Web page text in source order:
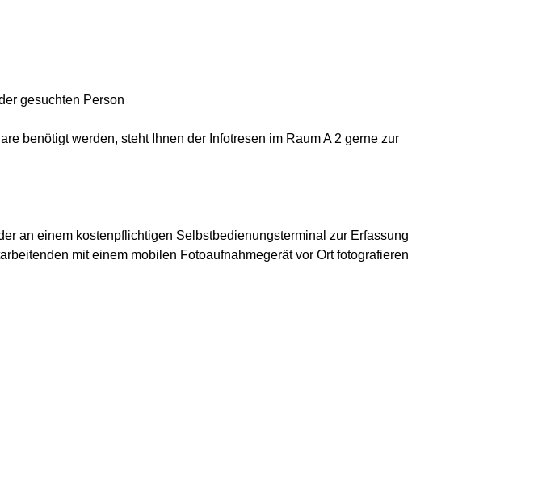
gesuchten Person
benötigt werden, steht Ihnen der Infotresen im Raum A 2 gerne zur
an einem kostenpflichtigen Selbstbedienungsterminal zur Erfassung
mit einem mobilen Fotoaufnahmegerät vor Ort fotografieren